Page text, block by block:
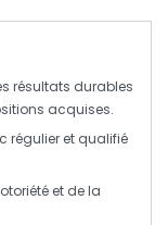
résultats durables
acquises.
régulier et qualifié
et de la